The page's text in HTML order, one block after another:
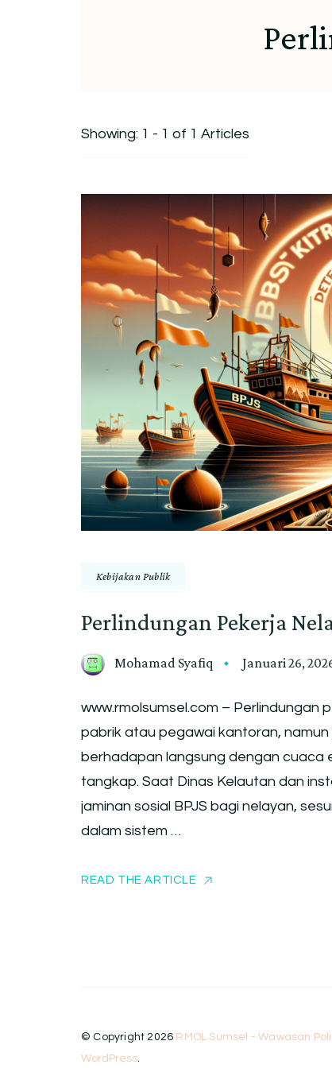
Showing: 1 - 1 of 1 Articles
Kebijakan Publik
Perlindungan Pekerja
Mohamad Syafiq Januari 26,
www.rmolsumsel.com –
pabrik atau pegawai kantoran,
berhadapan langsung dengan cuaca
tangkap. Saat Dinas Kelautan dan
jaminan sosial BPJS bagi nelayan,
dalam sistem …
READ THE ARTICLE
© Copyright 2026 RMOL Sumsel - Wawasan
WordPress.